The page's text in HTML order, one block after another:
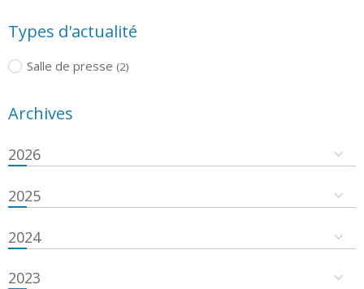
Types d'actualité
Salle de presse (2)
Archives
2026
2025
2024
2023